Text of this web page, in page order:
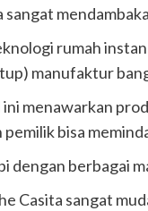
sangat
rumah
manufaktur
ini menawarkan
bisa
dengan berbagai
Casita sangat